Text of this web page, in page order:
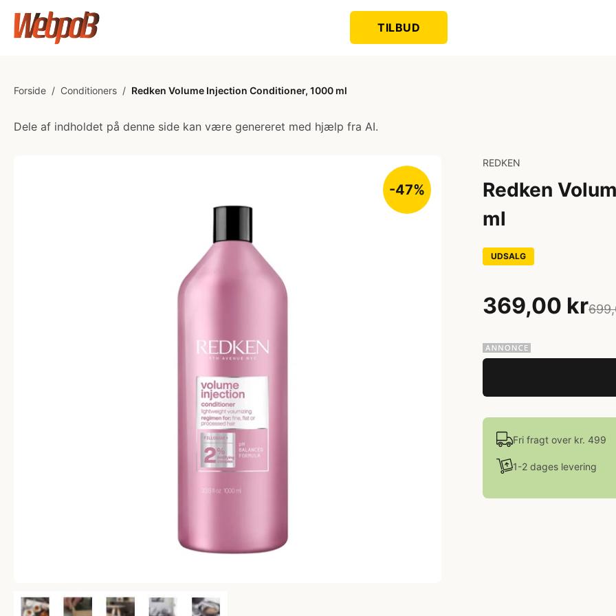
TILBUD
Forside / Conditioners / Redken Volume Injection Conditioner, 1000 ml
Dele af indholdet på denne side kan være genereret med hjælp fra AI.
-47%
REDKEN
Redken
ml
UDSALG
369,00 kr
Fri fragt over kr. 499
1-2 dages levering